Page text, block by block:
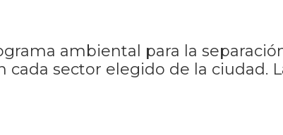
ambiental para la
cada sector elegido de la ciudad.